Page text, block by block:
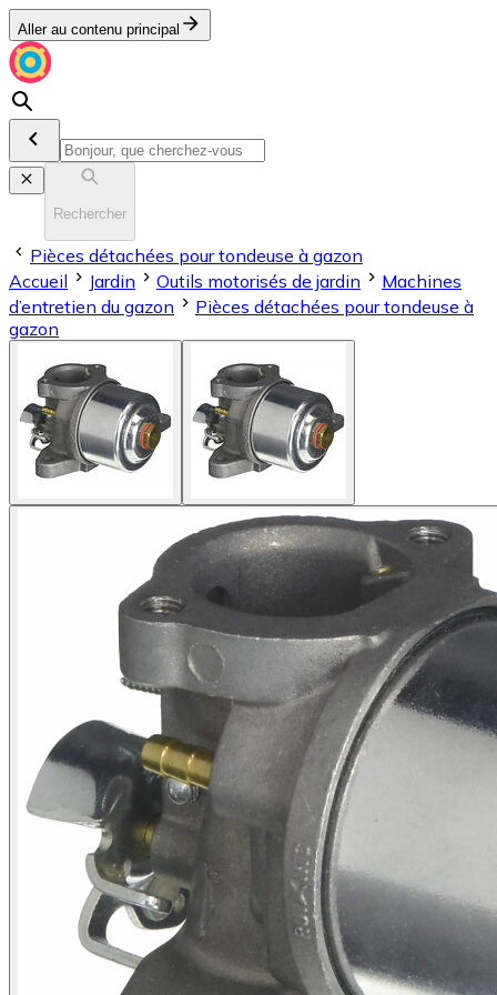
Aller au contenu principal
Rechercher
Pièces détachées pour tondeuse à gazon
Accueil
Jardin Outils motorisés de jardin
Machines
d’entretien du gazon
Pièces détachées pour tondeuse à
gazon